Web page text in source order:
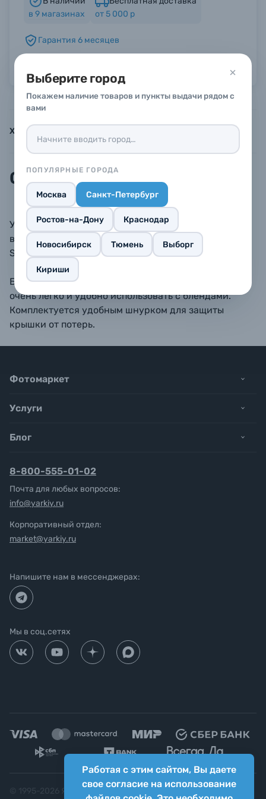
Выберите город
Покажем наличие товаров и пункты выдачи рядом с
вами
ПОПУЛЯРНЫЕ ГОРОДА
Москва Санкт-Петербург
Ростов-на-Дону Краснодар
Новосибирск Тюмень Выборг
Кириши
Б/У фототехника (Комиссионные товары)
в 9 магазинах
от 5 000 р
Гарантия 6 месяцев
Характеристики
Описание
Универсальная крышка для объективов c
веревочкой, подходит к объективам Canon, Nikon,
Sony, Samsung, Pentax, Olympus.
Благодаря центральной фиксации данную крышку
очень легко и удобно использовать с блендами.
Комплектуется удобным шнурком для защиты
крышки от потерь.
Работая с этим сайтом, Вы даете
свое согласие на использование
Фотомаркет
Услуги
Блог
8-800-555-01-02
Почта для любых вопросов:
info@yarkiy.ru
Корпоративный отдел:
market@yarkiy.ru
Напишите нам в мессенджерах:
Мы в соц.сетях
Яркий фотомаркет ("Яркий Мир")